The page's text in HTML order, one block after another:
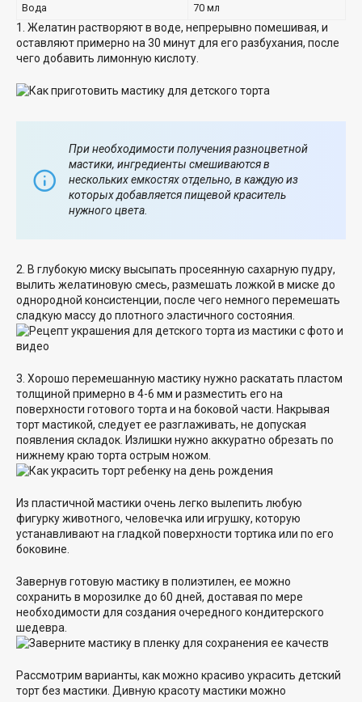
Вода
70 мл
1. Желатин растворяют в воде, непрерывно помешивая, и
оставляют примерно на 30 минут для его разбухания, после
чего добавить лимонную кислоту.
При необходимости получения разноцветной
мастики, ингредиенты смешиваются в
нескольких емкостях отдельно, в каждую из
которых добавляется пищевой краситель
нужного цвета.
2. В глубокую миску высыпать просеянную сахарную пудру,
вылить желатиновую смесь, размешать ложкой в миске до
однородной консистенции, после чего немного перемешать
сладкую массу до плотного эластичного состояния.
3. Хорошо перемешанную мастику нужно раскатать пластом
толщиной примерно в 4-6 мм и разместить его на
поверхности готового торта и на боковой части. Накрывая
торт мастикой, следует ее разглаживать, не допуская
появления складок. Излишки нужно аккуратно обрезать по
нижнему краю торта острым ножом.
Из пластичной мастики очень легко вылепить любую
фигурку животного, человечка или игрушку, которую
устанавливают на гладкой поверхности тортика или по его
боковине.
Завернув готовую мастику в полиэтилен, ее можно
сохранить в морозилке до 60 дней, доставая по мере
необходимости для создания очередного кондитерского
шедевра.
Рассмотрим варианты, как можно красиво украсить детский
торт без мастики. Дивную красоту мастики можно